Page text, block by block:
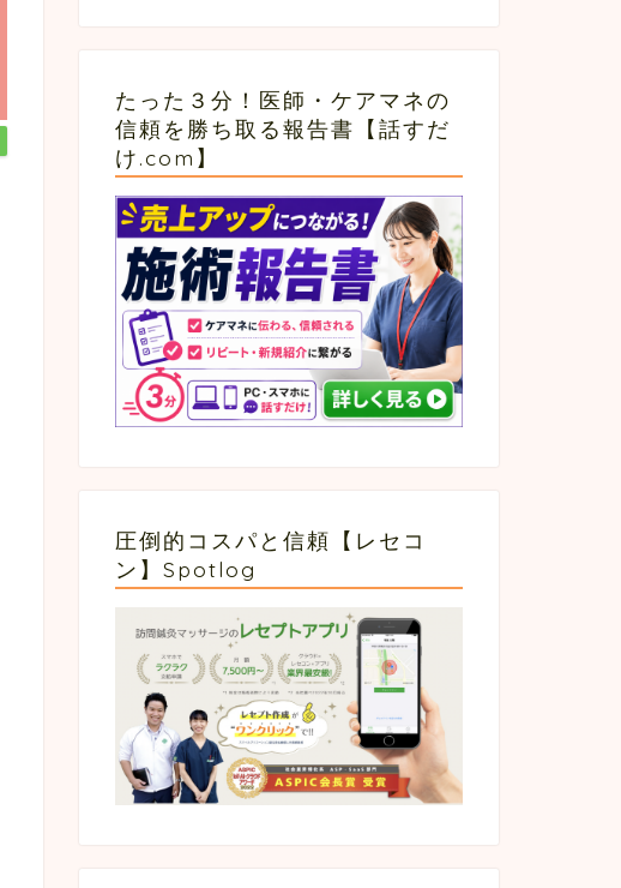
たった３分！医師・ケアマネの
信頼を勝ち取る報告書【話すだ
け.com】
圧倒的コスパと信頼【レセコ
ン】Spotlog